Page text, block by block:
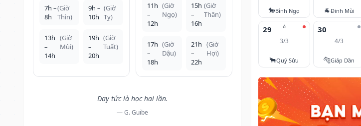
7h –
8h
(Giờ
Thìn)
9h –
10h
(Giờ
Tỵ)
13h
–
14h
(Giờ
Mùi)
19h
–
20h
(Giờ
Tuất)
11h
–
12h
(Giờ
Ngọ)
15h
–
16h
(Giờ
Thân)
17h
–
18h
(Giờ
Dậu)
21h
–
22h
(Giờ
Hợi)
Dạy tức là học hai lần.
— G. Guibe
🐎Bính Ngọ 🐐Đinh Mùi
⭐
29
3/3
🐂Quý Sửu
30
4/3
🐅Giáp Dần